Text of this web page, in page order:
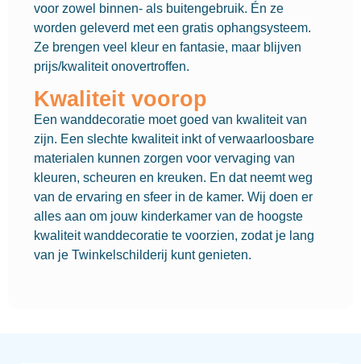
voor zowel binnen- als buitengebruik. Én ze
worden geleverd met een gratis ophangsysteem.
Ze brengen veel kleur en fantasie, maar blijven
prijs/kwaliteit onovertroffen.
Kwaliteit voorop
Een wanddecoratie moet goed van kwaliteit van
zijn. Een slechte kwaliteit inkt of verwaarloosbare
materialen kunnen zorgen voor vervaging van
kleuren, scheuren en kreuken. En dat neemt weg
van de ervaring en sfeer in de kamer. Wij doen er
alles aan om jouw kinderkamer van de hoogste
kwaliteit wanddecoratie te voorzien, zodat je lang
van je Twinkelschilderij kunt genieten.